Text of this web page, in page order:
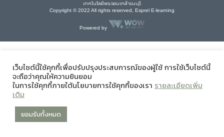
เทคโนโลยีพระจอมเกล้าธนบุรี
Copyright © 2022 All rights reserved, Esprel E-learning
Powered by
เว็บไซต์นี้ใช้คุกกี้เพื่อปรับปรุงประสบการณ์ของผู้ใช้ การใช้เว็บไซต์นี้
จะถือว่าคุณให้ความยินยอม
ในการใช้คุกกี้ภายใต้นโยบายการใช้คุกกี้ของเรา รายละเอียดเพิ่ม
เติม
ยอมรับทั้งหมด